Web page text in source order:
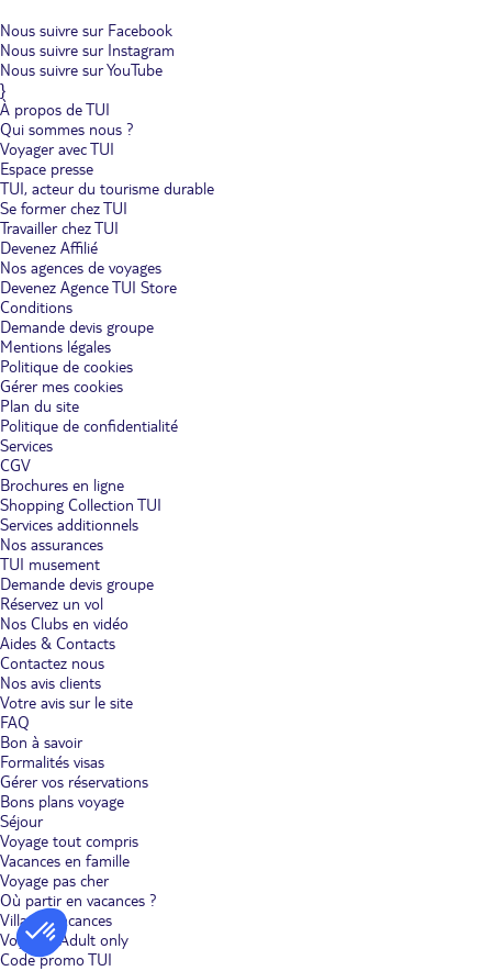
Nous suivre sur Facebook
Nous suivre sur Instagram
Nous suivre sur YouTube
}
À propos de TUI
Qui sommes nous ?
Voyager avec TUI
Espace presse
TUI, acteur du tourisme durable
Se former chez TUI
Travailler chez TUI
Devenez Affilié
Nos agences de voyages
Devenez Agence TUI Store
Conditions
Demande devis groupe
Mentions légales
Politique de cookies
Gérer mes cookies
Plan du site
Politique de confidentialité
Services
CGV
Brochures en ligne
Shopping Collection TUI
Services additionnels
Nos assurances
TUI musement
Demande devis groupe
Réservez un vol
Nos Clubs en vidéo
Aides & Contacts
Contactez nous
Nos avis clients
Votre avis sur le site
FAQ
Bon à savoir
Formalités visas
Gérer vos réservations
Bons plans voyage
Séjour
Voyage tout compris
Vacances en famille
Voyage pas cher
Où partir en vacances ?
Villages vacances
Voyages Adult only
Code promo TUI